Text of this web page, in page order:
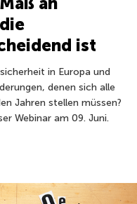
ist
in Europa und
denen sich alle
Jahren stellen müssen?
Webinar am 09. Juni.